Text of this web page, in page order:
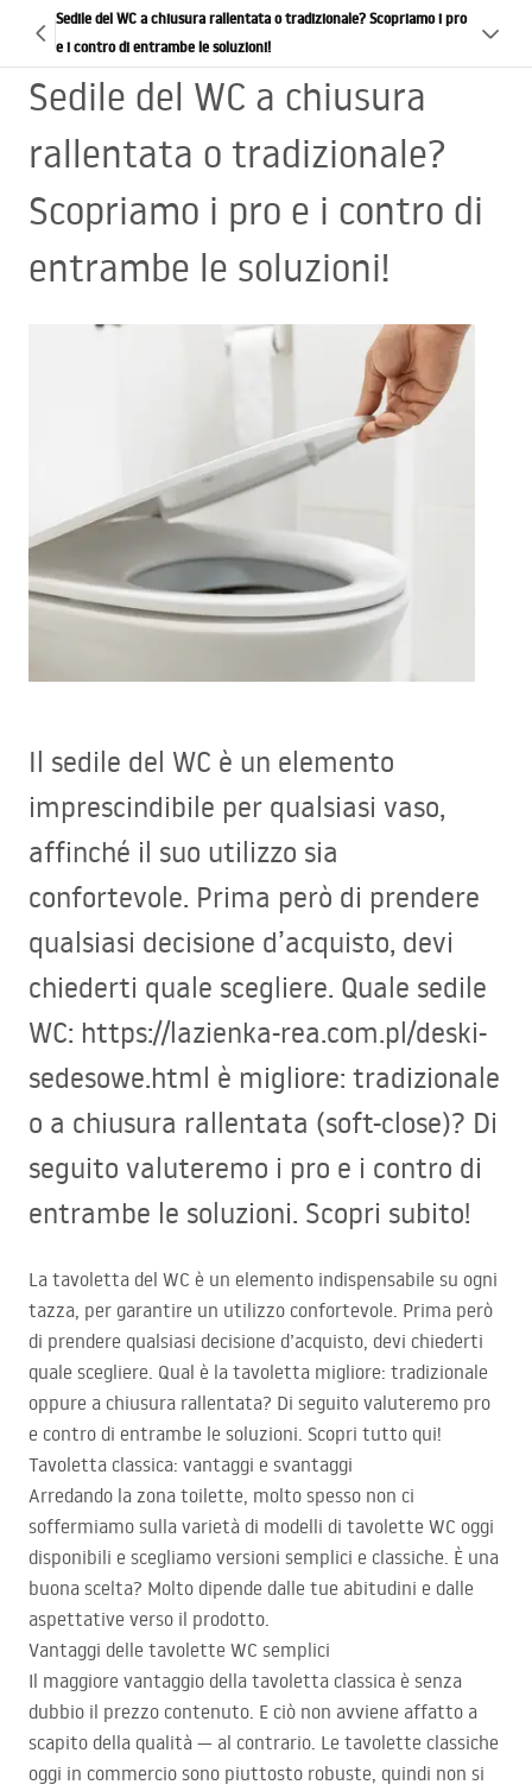
Sedile del WC a chiusura rallentata o tradizionale? Scopriamo i pro
e i contro di entrambe le soluzioni!
Sedile del WC a chiusura
rallentata o tradizionale?
Scopriamo i pro e i contro di
entrambe le soluzioni!
Il sedile del WC è un elemento
imprescindibile per qualsiasi vaso,
affinché il suo utilizzo sia
confortevole. Prima però di prendere
qualsiasi decisione d’acquisto, devi
chiederti quale scegliere. Quale sedile
WC: https://lazienka-rea.com.pl/deski-
sedesowe.html è migliore: tradizionale
o a chiusura rallentata (soft-close)? Di
seguito valuteremo i pro e i contro di
entrambe le soluzioni. Scopri subito!
La tavoletta del WC è un elemento indispensabile su ogni
tazza, per garantire un utilizzo confortevole. Prima però
di prendere qualsiasi decisione d’acquisto, devi chiederti
quale scegliere. Qual è la tavoletta migliore: tradizionale
oppure a chiusura rallentata? Di seguito valuteremo pro
e contro di entrambe le soluzioni. Scopri tutto qui!
Tavoletta classica: vantaggi e svantaggi
Arredando la zona toilette, molto spesso non ci
soffermiamo sulla varietà di modelli di tavolette WC oggi
disponibili e scegliamo versioni semplici e classiche. È una
buona scelta? Molto dipende dalle tue abitudini e dalle
aspettative verso il prodotto.
Vantaggi delle tavolette WC semplici
Il maggiore vantaggio della tavoletta classica è senza
dubbio il prezzo contenuto. E ciò non avviene affatto a
scapito della qualità — al contrario. Le tavolette classiche
oggi in commercio sono piuttosto robuste, quindi non si